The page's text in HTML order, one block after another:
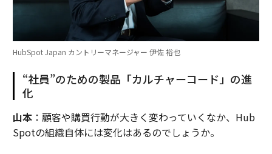
HubSpot Japan カントリーマネージャー 伊佐 裕也
“社員”のための製品「カルチャーコード」の進
化
山本：顧客や購買行動が大きく変わっていくなか、Hub
Spotの組織自体には変化はあるのでしょうか。